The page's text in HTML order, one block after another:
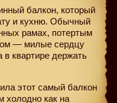
балкон, который
и кухню. Обычный
рамах, потертым
— милые сердцу
квартире держать
этот самый балкон
холодно как на